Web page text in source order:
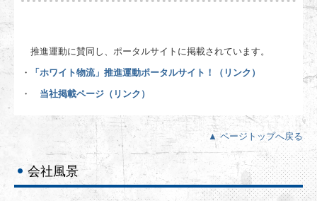
推進運動に賛同し、ポータルサイトに掲載されています。
・
「ホワイト物流」推進運動ポータルサイト！（リンク）
・ 当社掲載ページ（リンク）
▲ ページトップへ戻る
会社風景